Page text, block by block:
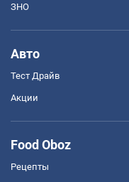
ЗНО
Авто
Тест Драйв
Акции
Food Oboz
Рецепты